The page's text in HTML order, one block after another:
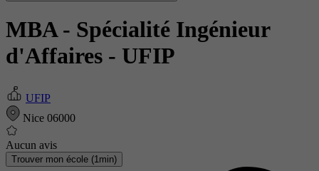
MBA - Spécialité Ingénieur
d'Affaires - UFIP
UFIP
Nice 06000
Aucun avis
Trouver mon école (1min)